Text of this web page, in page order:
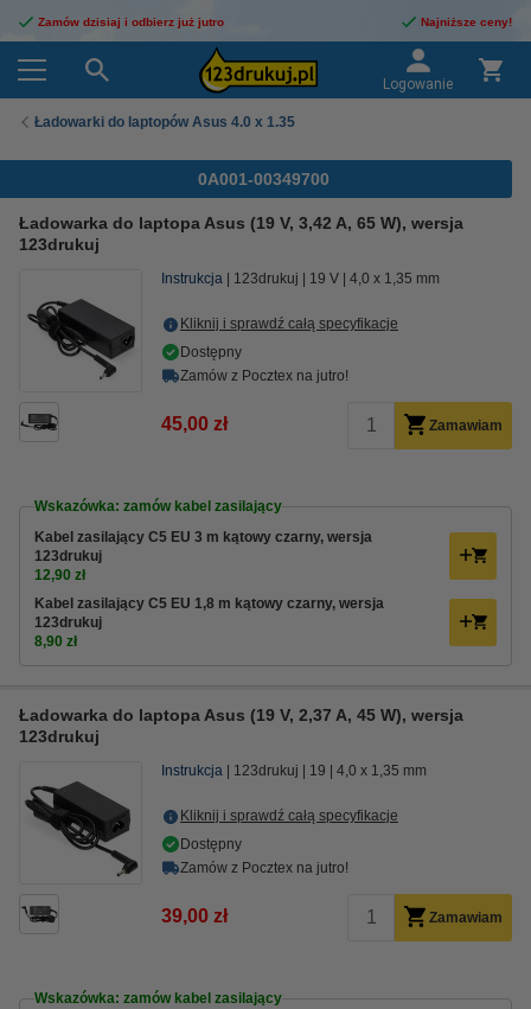
Zamów dzisiaj i odbierz już jutro Najniższe ceny!
Logowanie
Ładowarki do laptopów Asus 4.0 x 1.35
0A001-00349700
Ładowarka do laptopa Asus (19 V, 3,42 A, 65 W), wersja
123drukuj
Instrukcja 123drukuj 19 V 4,0 x 1,35 mm
Kliknij i sprawdź całą specyfikacje
Dostępny
Zamów z Pocztex na jutro!
45,00 zł Zamawiam
Wskazówka: zamów kabel zasilający
Kabel zasilający C5 EU 3 m kątowy czarny, wersja
123drukuj
12,90 zł
Kabel zasilający C5 EU 1,8 m kątowy czarny, wersja
123drukuj
8,90 zł
Ładowarka do laptopa Asus (19 V, 2,37 A, 45 W), wersja
123drukuj
Instrukcja 123drukuj 19 4,0 x 1,35 mm
Kliknij i sprawdź całą specyfikacje
Dostępny
Zamów z Pocztex na jutro!
39,00 zł Zamawiam
Wskazówka: zamów kabel zasilający